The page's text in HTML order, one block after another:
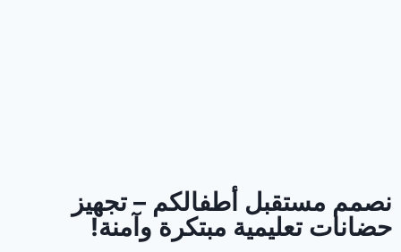
نصمم مستقبل أطفالكم – تجهيز
حضانات تعليمية مبتكرة وآمنة!